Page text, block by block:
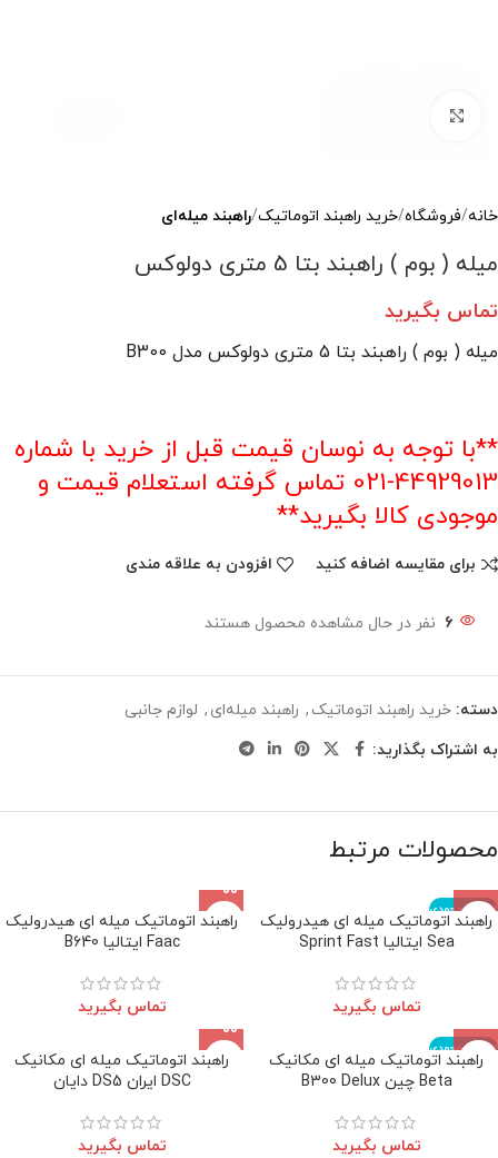
خانه فروشگاه خرید راهبند اتوماتیک راهبند میله‌ای
میله ( بوم ) راهبند بتا 5 متری دولوکس
تماس بگیرید
میله ( بوم ) راهبند بتا 5 متری دولوکس مدل B300
**با توجه به نوسان قیمت قبل از خرید با شماره
44929013-021 تماس گرفته استعلام قیمت و
موجودی کالا بگیرید**
برای مقایسه اضافه کنید افزودن به علاقه مندی
6 نفر در حال مشاهده محصول هستند
دسته: خرید راهبند اتوماتیک , راهبند میله‌ای , لوازم جانبی
به اشتراک بگذارید:
محصولات مرتبط
اتمام موجودی
راهبند اتوماتیک میله ای هیدرولیک
Sea ایتالیا Sprint Fast
تماس بگیرید
راهبند اتوماتیک میله ای هیدرولیک
Faac ایتالیا B640
تماس بگیرید
اتمام موجودی
راهبند اتوماتیک میله ای مکانیک
Beta چین B300 Delux
تماس بگیرید
راهبند اتوماتیک میله ای مکانیک
DSC ایران DS5 دایان
تماس بگیرید